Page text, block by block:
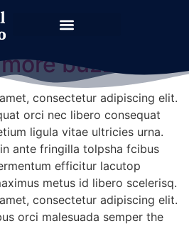
buzz
consectetur adipiscing elit.
orci nec libero consequat
ligula vitae ultricies urna.
ante fringilla tolpsha fcibus
efficitur lacutop
metus id libero scelerisq.
consectetur adipiscing elit.
orci malesuada semper the